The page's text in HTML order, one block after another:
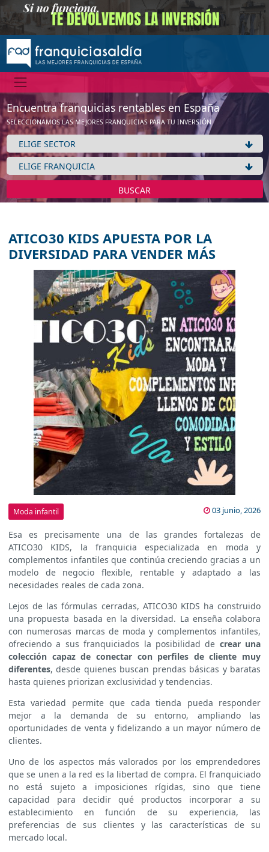
Encuentra franquicias rentables en España
SELECCIONAMOS LAS MEJORES FRANQUICIAS PARA TU INVERSIÓN
BUSCAR
ATICO30 KIDS APUESTA POR LA
DIVERSIDAD PARA VENDER MÁS
Moda infantil 03 junio, 2026
Esa es precisamente una de las grandes fortalezas de
ATICO30 KIDS, la franquicia especializada en moda y
complementos infantiles que continúa creciendo gracias a un
modelo de negocio flexible, rentable y adaptado a las
necesidades reales de cada zona.
Lejos de las fórmulas cerradas, ATICO30 KIDS ha construido
una propuesta basada en la diversidad. La enseña colabora
con numerosas marcas de moda y complementos infantiles,
ofreciendo a sus franquiciados la posibilidad de crear una
colección capaz de conectar con perfiles de cliente muy
diferentes, desde quienes buscan prendas básicas y baratas
hasta quienes priorizan exclusividad y tendencias.
Esta variedad permite que cada tienda pueda responder
mejor a la demanda de su entorno, ampliando las
oportunidades de venta y fidelizando a un mayor número de
clientes.
Uno de los aspectos más valorados por los emprendedores
que se unen a la red es la libertad de compra. El franquiciado
no está sujeto a imposiciones rígidas, sino que tiene
capacidad para decidir qué productos incorporar a su
establecimiento en función de su experiencia, las
preferencias de sus clientes y las características de su
mercado local.